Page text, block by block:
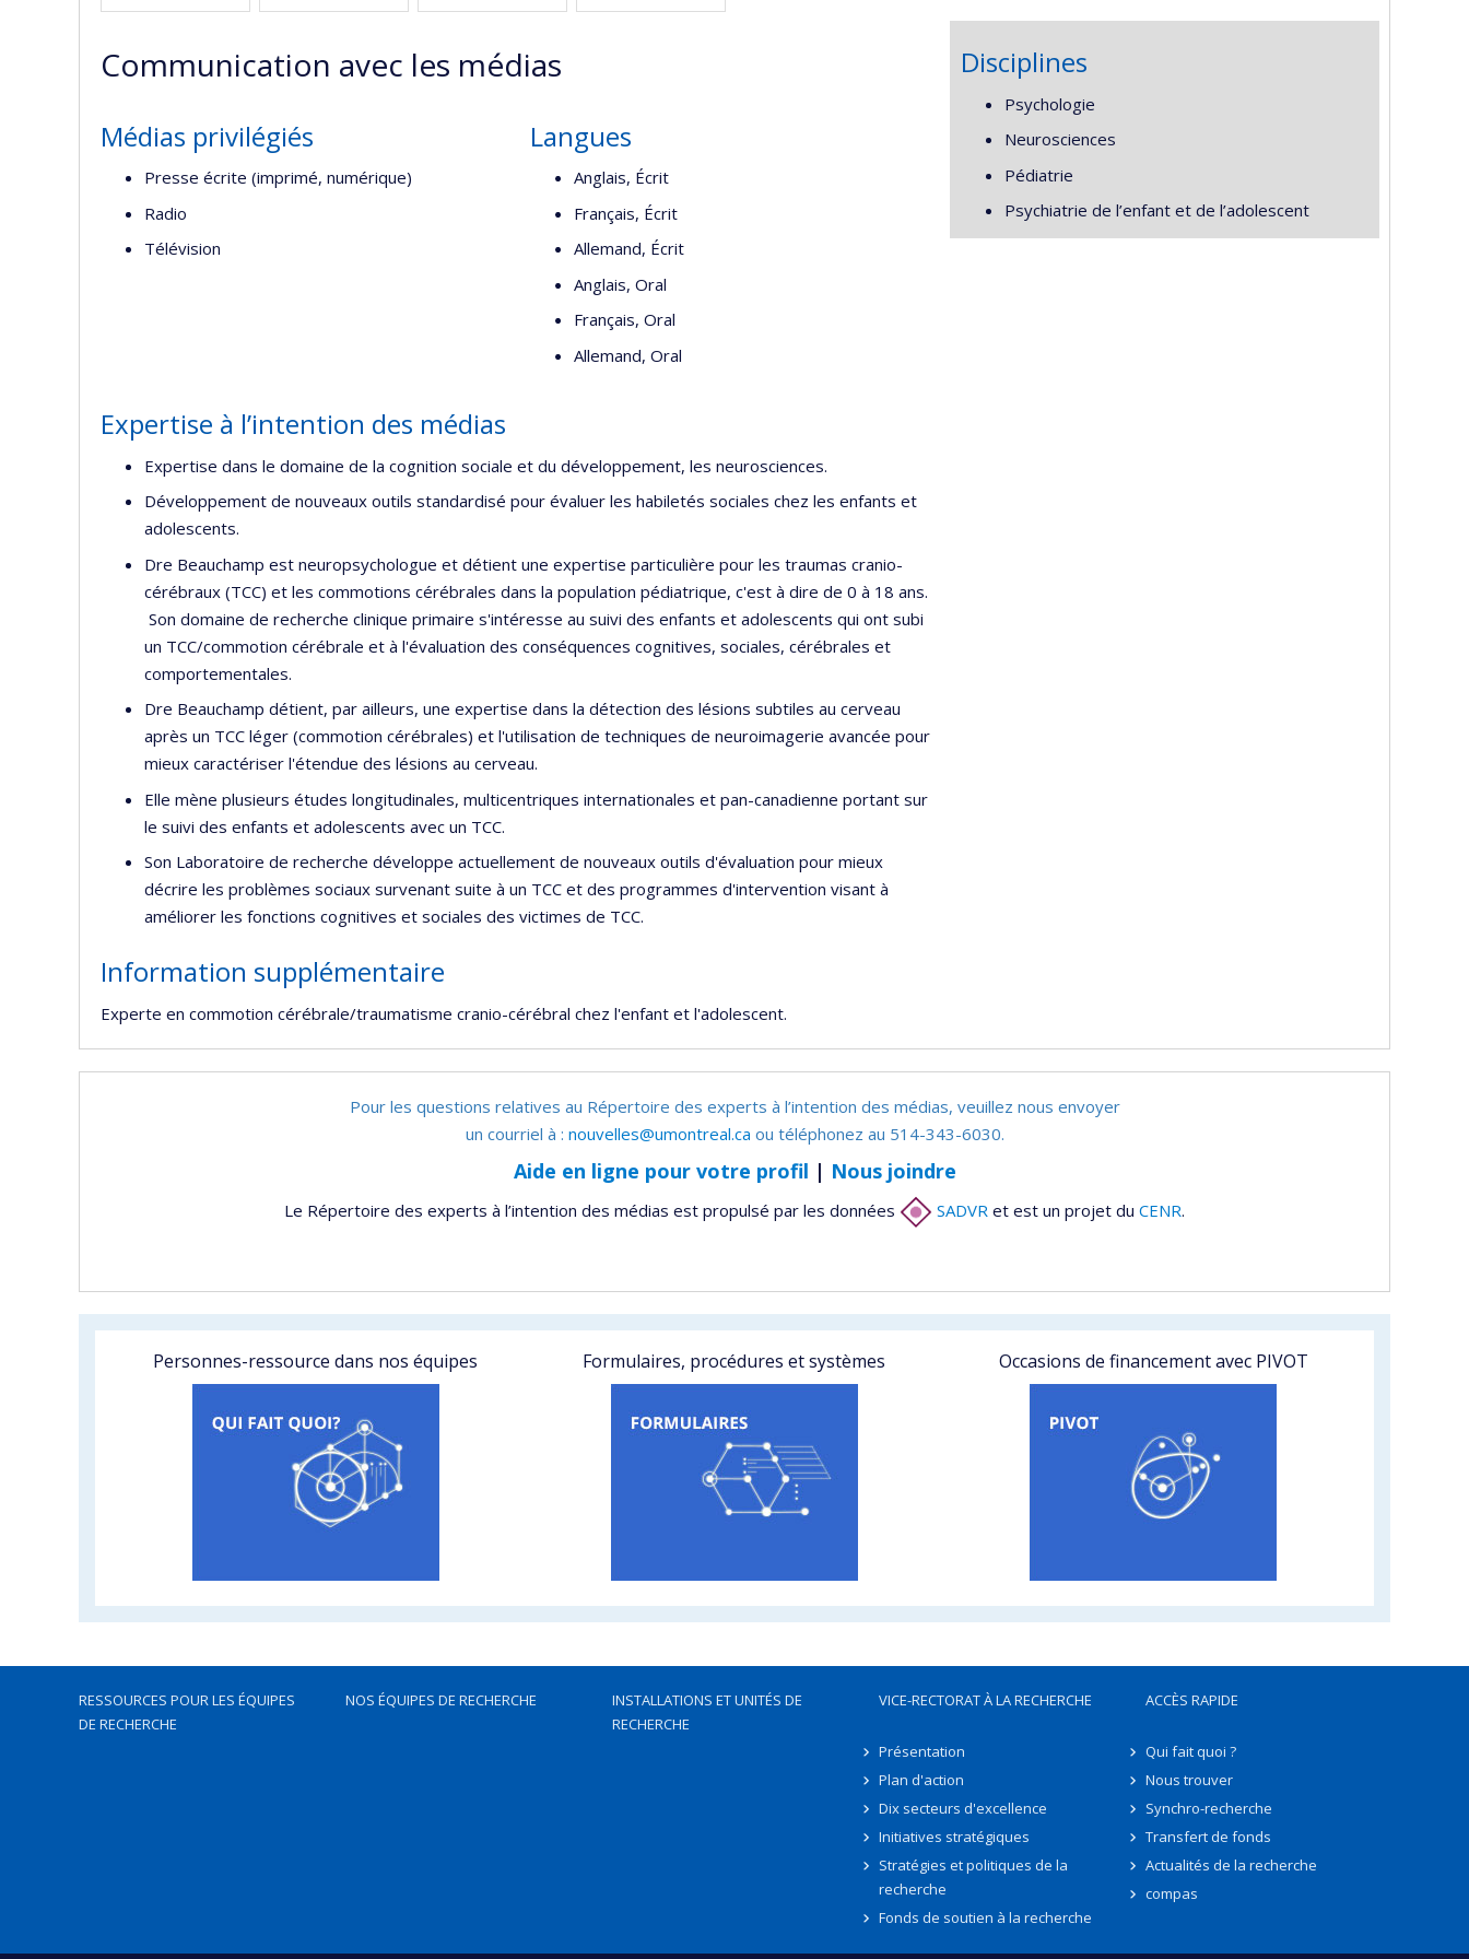
Communication avec les médias
Médias privilégiés
Presse écrite (imprimé, numérique)
Radio
Télévision
Langues
Anglais, Écrit
Français, Écrit
Allemand, Écrit
Anglais, Oral
Français, Oral
Allemand, Oral
Expertise à l’intention des médias
Expertise dans le domaine de la cognition sociale et du développement, les neurosciences.
Développement de nouveaux outils standardisé pour évaluer les habiletés sociales chez les enfants et
adolescents.
Dre Beauchamp est neuropsychologue et détient une expertise particulière pour les traumas cranio-
cérébraux (TCC) et les commotions cérébrales dans la population pédiatrique, c'est à dire de 0 à 18 ans.
Son domaine de recherche clinique primaire s'intéresse au suivi des enfants et adolescents qui ont subi
un TCC/commotion cérébrale et à l'évaluation des conséquences cognitives, sociales, cérébrales et
comportementales.
Dre Beauchamp détient, par ailleurs, une expertise dans la détection des lésions subtiles au cerveau
après un TCC léger (commotion cérébrales) et l'utilisation de techniques de neuroimagerie avancée pour
mieux caractériser l'étendue des lésions au cerveau.
Elle mène plusieurs études longitudinales, multicentriques internationales et pan-canadienne portant sur
le suivi des enfants et adolescents avec un TCC.
Son Laboratoire de recherche développe actuellement de nouveaux outils d'évaluation pour mieux
décrire les problèmes sociaux survenant suite à un TCC et des programmes d'intervention visant à
améliorer les fonctions cognitives et sociales des victimes de TCC.
Information supplémentaire
Experte en commotion cérébrale/traumatisme cranio-cérébral chez l'enfant et l'adolescent.
Disciplines
Psychologie
Neurosciences
Pédiatrie
Psychiatrie de l’enfant et de l’adolescent
Pour les questions relatives au Répertoire des experts à l’intention des médias, veuillez nous envoyer
un courriel à : nouvelles@umontreal.ca ou téléphonez au 514-343-6030.
Aide en ligne pour votre profil | Nous joindre
Le Répertoire des experts à l’intention des médias est propulsé par les données SADVR et est un projet du CENR.
Personnes-ressource dans nos équipes Formulaires, procédures et systèmes Occasions de financement avec PIVOT
RESSOURCES POUR LES ÉQUIPES
DE RECHERCHE
NOS ÉQUIPES DE RECHERCHE
INSTALLATIONS ET UNITÉS DE
RECHERCHE
VICE-RECTORAT À LA RECHERCHE
Présentation
Plan d'action
Dix secteurs d'excellence
Initiatives stratégiques
Stratégies et politiques de la
recherche
Fonds de soutien à la recherche
ACCÈS RAPIDE
Qui fait quoi ?
Nous trouver
Synchro-recherche
Transfert de fonds
Actualités de la recherche
compas